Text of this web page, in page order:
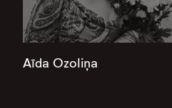
Aīda Ozoliņa